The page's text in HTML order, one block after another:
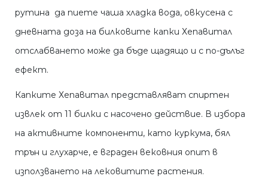
рутина да пиете чаша хладка вода, овкусена с
дневната доза на билковите капки Хепавитал
отслабването може да бъде щадящо и с по-дълъг
ефект.
Капките Хепавитал представляват спиртен
извлек от 11 билки с насочено действие. В избора
на активните компоненти, като куркума, бял
трън и глухарче, е вграден вековния опит в
използването на лековитите растения.